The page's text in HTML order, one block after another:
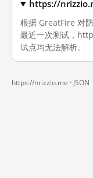
https://
根据 GreatFire 对
最近一次测试，
试点均无法解析。
https://nrizzio.me · JSON